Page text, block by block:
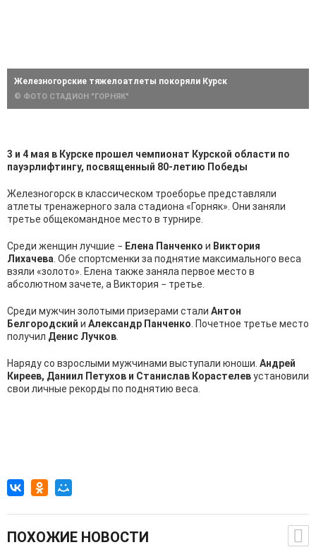
Железногорские тяжелоатлеты покоряли Курск
© ФОТО СТАДИОН "ГОРНЯК"
3 и 4 мая в Курске прошел чемпионат Курской области по
пауэрлифтингу, посвященный 80-летию Победы
Железногорск в классическом троеборье представляли
атлеты тренажерного зала стадиона «Горняк». Они заняли
третье общекомандное место в турнире.
Среди женщин лучшие − Елена Панченко и Виктория
Лихачева . Обе спортсменки за поднятие максимального веса
взяли «золото». Елена также заняла первое место в
абсолютном зачете, а Виктория − третье.
Среди мужчин золотыми призерами стали Антон
Белгородский и Александр Панченко . Почетное третье место
получил Денис Лучков
Наряду со взрослыми мужчинами выступали юноши. Андрей
Киреев, Даниил Петухов и Станислав Корастелевустановили
свои личные рекорды по поднятию веса.
ПОХОЖИЕ НОВОСТИ